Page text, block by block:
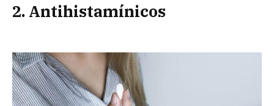
2. Antihistamínicos